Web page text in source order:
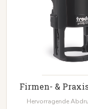
Firmen- &
Hervorragende